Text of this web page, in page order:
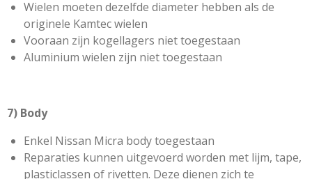
Wielen moeten dezelfde diameter hebben als de
originele Kamtec wielen
Vooraan zijn kogellagers niet toegestaan
Aluminium wielen zijn niet toegestaan
7) Body
Enkel Nissan Micra body toegestaan
Reparaties kunnen uitgevoerd worden met lijm, tape,
plasticlassen of rivetten. Deze dienen zich te